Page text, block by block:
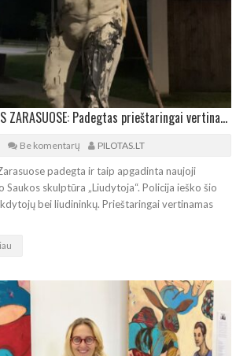
VANDALIZMO AKTAS ZARASUOSE: Padegtas prieštaringai vertinamas naujausias M.Saukos kūrinys
Be komentarų PILOTAS.LT
padegta ir taip apgadinta naujoji
skulptūra „Liudytoja“. Policija ieško šio
bei liudininkų. Prieštaringai vertinamas